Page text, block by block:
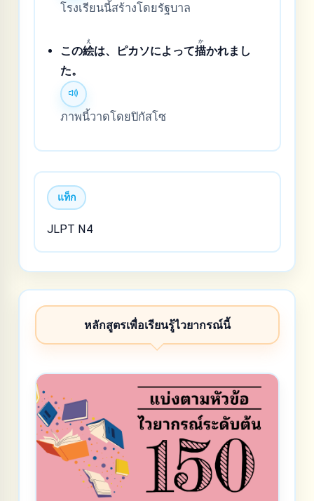
โรงเรียนนี้สร้างโดยรัฐบาล
この絵
え
は、ピカソによって描
か
かれまし
た。
ภาพนี้วาดโดยปิกัสโซ
แท็ก
JLPT N4
หลักสูตรเพื่อเรียนรู้ไวยากรณ์นี้